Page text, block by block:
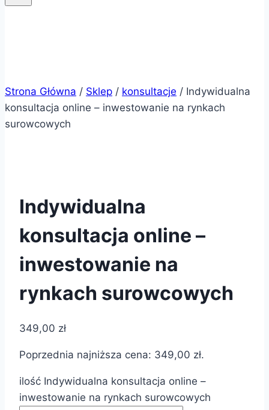
Strona Główna / Sklep / konsultacje / Indywidualna
konsultacja online – inwestowanie na rynkach
surowcowych
Indywidualna
konsultacja online –
inwestowanie na
rynkach surowcowych
349,00 zł
Poprzednia najniższa cena: 349,00 zł.
ilość Indywidualna konsultacja online –
inwestowanie na rynkach surowcowych